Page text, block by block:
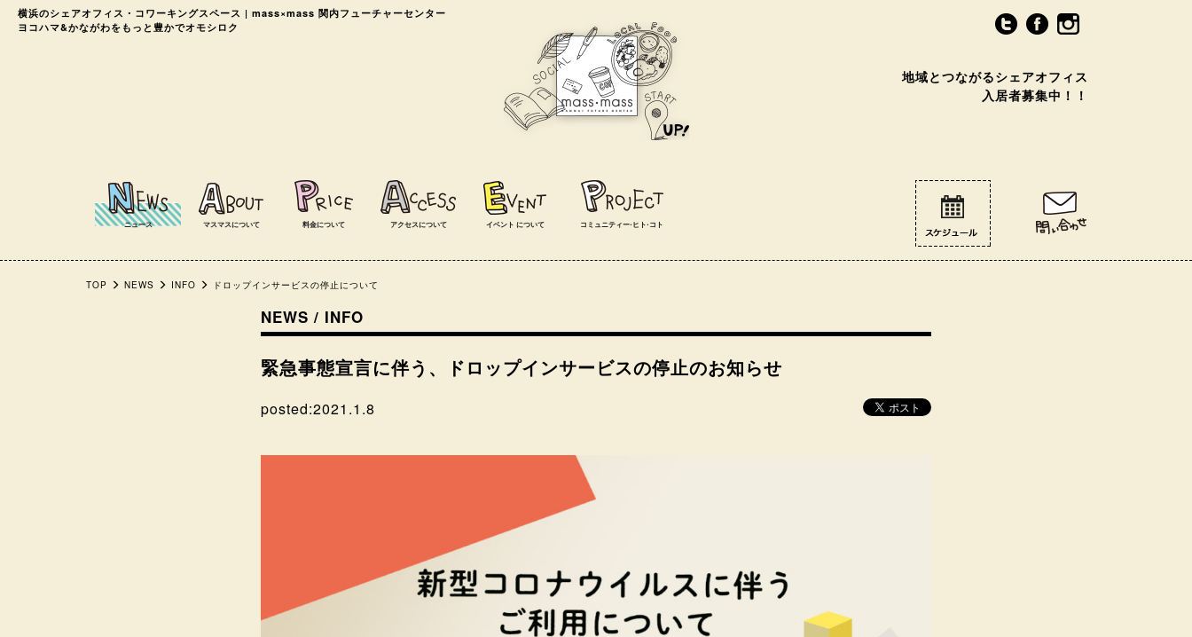
横浜のシェアオフィス・コワーキングスペース | mass×mass 関内フューチャーセンター
ヨコハマ&かながわをもっと豊かでオモシロク
地域とつながるシェアオフィス
入居者募集中！！
ニュース マスマスについて 料金について アクセスについて イベント について コミュニティー⋅ヒト⋅コト
TOP NEWS INFO ドロップインサービスの停止について
NEWS / INFO
緊急事態宣言に伴う、ドロップインサービスの停止のお知らせ
posted:2021.1.8